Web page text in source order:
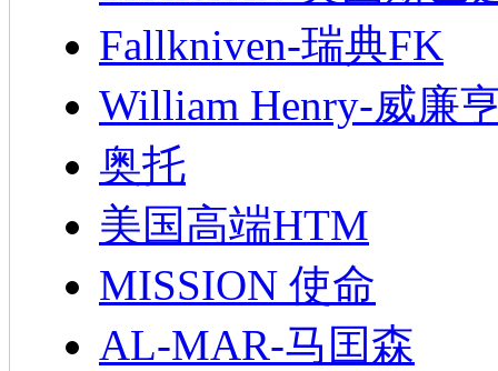
Fallkniven-瑞典FK
William Henry-威廉
奥托
美国高端HTM
MISSION 使命
AL-MAR-马囯森